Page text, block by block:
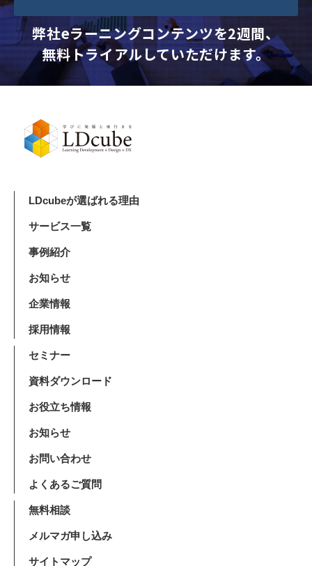
弊社eラーニングコンテンツを2週間、
無料トライアルしていただけます。
LDcubeが選ばれる理由
サービス一覧
事例紹介
お知らせ
企業情報
採用情報
セミナー
資料ダウンロード
お役立ち情報
お知らせ
お問い合わせ
よくあるご質問
無料相談
メルマガ申し込み
サイトマップ